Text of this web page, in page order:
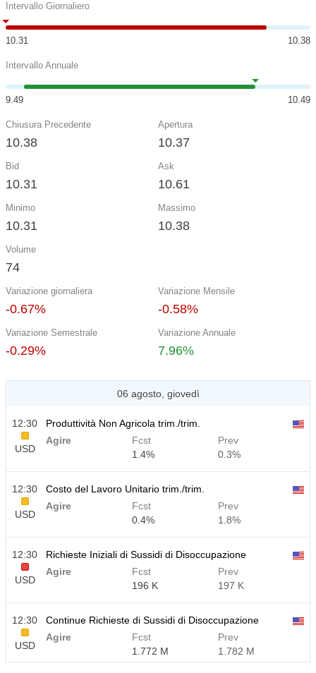
Intervallo Giornaliero
10.31 10.38
Intervallo Annuale
9.49 10.49
Chiusura Precedente
10.38
Apertura
10.37
Bid
10.31
Ask
10.61
Minimo
10.31
Massimo
10.38
Volume
74
Variazione giornaliera
-0.67%
Variazione Mensile
-0.58%
Variazione Semestrale
-0.29%
Variazione Annuale
7.96%
06 agosto, giovedì
12:30
USD
Produttività Non Agricola trim./trim.
Agire
Fcst
1.4%
Prev
0.3%
12:30
USD
Costo del Lavoro Unitario trim./trim.
Agire
Fcst
0.4%
Prev
1.8%
12:30
USD
Richieste Iniziali di Sussidi di Disoccupazione
Agire
Fcst
196 K
Prev
197 K
12:30
USD
Continue Richieste di Sussidi di Disoccupazione
Agire
Fcst
1.772 M
Prev
1.782 M